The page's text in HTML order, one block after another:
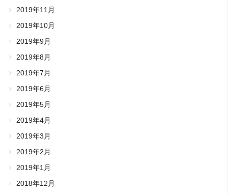
2019年11月
2019年10月
2019年9月
2019年8月
2019年7月
2019年6月
2019年5月
2019年4月
2019年3月
2019年2月
2019年1月
2018年12月